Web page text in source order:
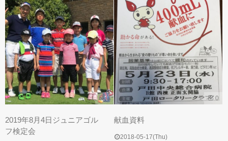
練習場へのご案内
スクールカレンダー
コースレッスン
0
2019年8月4日ジュニアゴル
フ検定会
0
献血資料
2018-05-17(Thu)